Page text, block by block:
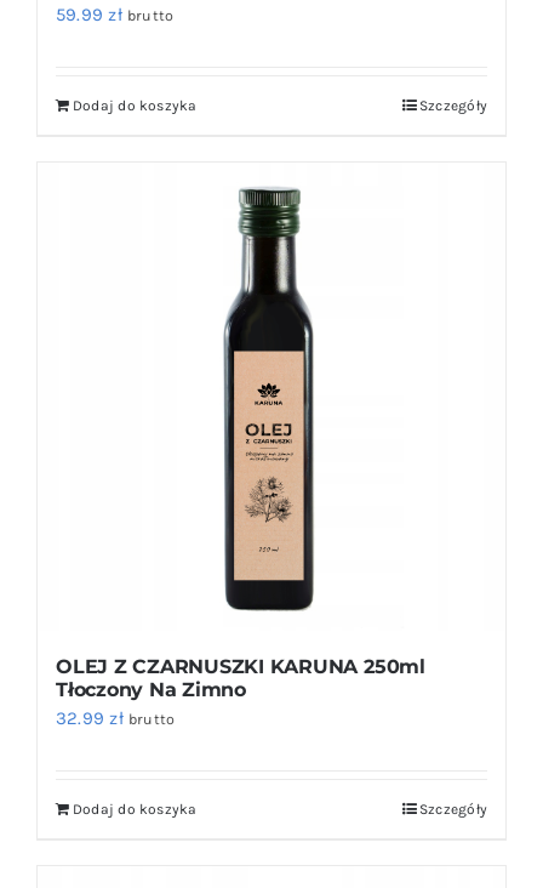
59.99zł brutto
Dodaj do koszyka Szczegóły
OLEJ Z CZARNUSZKI KARUNA 250ml
Tłoczony Na Zimno
32.99zł brutto
Dodaj do koszyka Szczegóły